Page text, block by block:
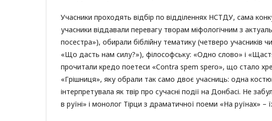
Учасники проходять відбір по відділеннях НСТДУ, сама
учасники віддавали перевагу творам міфологічним з
посестра»), обирали біблійну тематику (четверо учасників
«Що дасть нам силу?»), філософську: «Одно слово» і
прочитали кредо поетеси «Contra spem spero», що стало
«Грішниця», яку обрали так само двоє учасниць: одна
інтерпретувала як твір про сучасні події на Донбасі. Не
в руїні» і монолог Тірци з драматичної поеми «На руїнах»